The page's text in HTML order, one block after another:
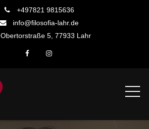
+497821 9815636
info@filosofia-lahr.de
Obertorstraße 5, 77933 Lahr